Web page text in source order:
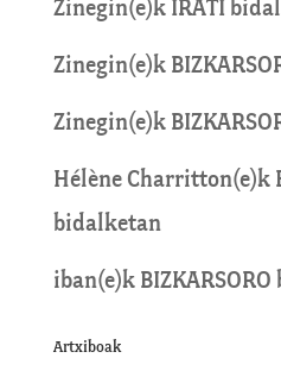
Zinegin(e)k IRATI
Zinegin(e)k
Zinegin(e)k
Hélène Charritton(e)k
bidalketan
iban(e)k BIZKARSORO
Artxiboak